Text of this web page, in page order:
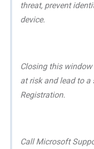
threat, prevent
device.
Closing this
at risk and lead to
Registration.
Call Microsoft